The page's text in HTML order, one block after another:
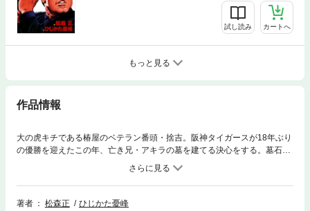
試し読み カートへ
もっと見る
作品情報
大の虎キチである椿屋のベテラン番頭・捨吉。阪神タイガースが18年ぶり
の優勝を迎えたこの年、亡き兄・アキラの墓を建てる決心をする。墓石を
どうするかで悩む捨吉に、源さんは「見栄を張ってはいけません」と忠告
する。そして、墓地の相場を山岸トモヨを通じて、君江に聞いてもらう。
墓をめぐって君江、トモヨがその手配を行う「女たちの連携プレー」、
「海辺の香華」のほか、大いなる変貌を遂げた松三の姿を描いた「収穫の
著者 松森正
ひじかた憂峰